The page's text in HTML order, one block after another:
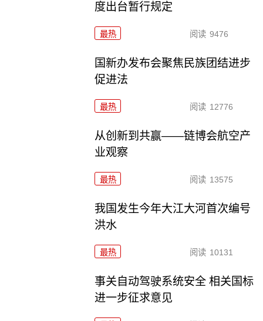
度出台暂行规定
最热 阅读 9476
国新办发布会聚焦民族团结进步
促进法
最热 阅读 12776
从创新到共赢——链博会航空产
业观察
最热 阅读 13575
我国发生今年大江大河首次编号
洪水
最热 阅读 10131
事关自动驾驶系统安全 相关国标
进一步征求意见